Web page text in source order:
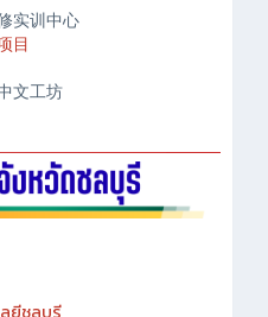
与培养管理系统
训中心
目